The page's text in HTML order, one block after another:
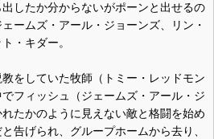
したか分からないがポーンと出せるの
ームズ・アール・ジョーンズ、リン・
・キダー。
をしていた牧師（トミー・レッドモン
フィッシュ（ジェームズ・アール・ジ
たかのように見えない敵と格闘を始め
告げられ、グループホームから去り、